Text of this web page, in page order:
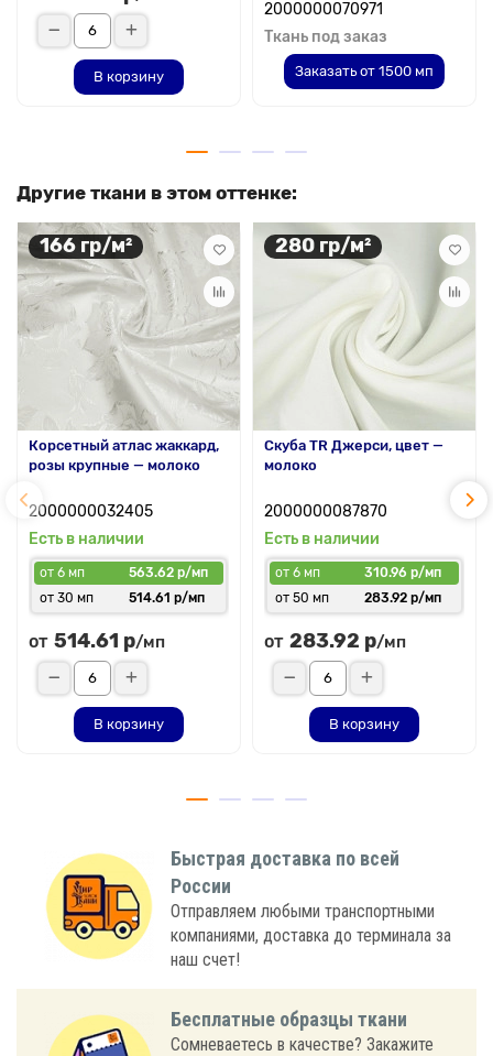
В корзину
2000000070971
Ткань под заказ
Заказать от 1500 мп
Другие ткани в этом оттенке:
166 гр/м²
Корсетный атлас жаккард,
розы крупные — молоко
2000000032405
Есть в наличии
от 6 мп
563.62 р/мп
от 30 мп
514.61 р/мп
от 514.61 р/мп
В корзину
280 гр/м²
Скуба TR Джерси, цвет —
молоко
2000000087870
Есть в наличии
от 6 мп
310.96 р/мп
от 50 мп
283.92 р/мп
от 283.92 р/мп
В корзину
Быстрая доставка по всей
России
Отправляем любыми транспортными
компаниями, доставка до терминала за
наш счет!
Бесплатные образцы ткани
Сомневаетесь в качестве? Закажите